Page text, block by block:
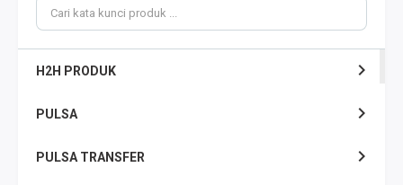
H2H PRODUK
PULSA
PULSA TRANSFER